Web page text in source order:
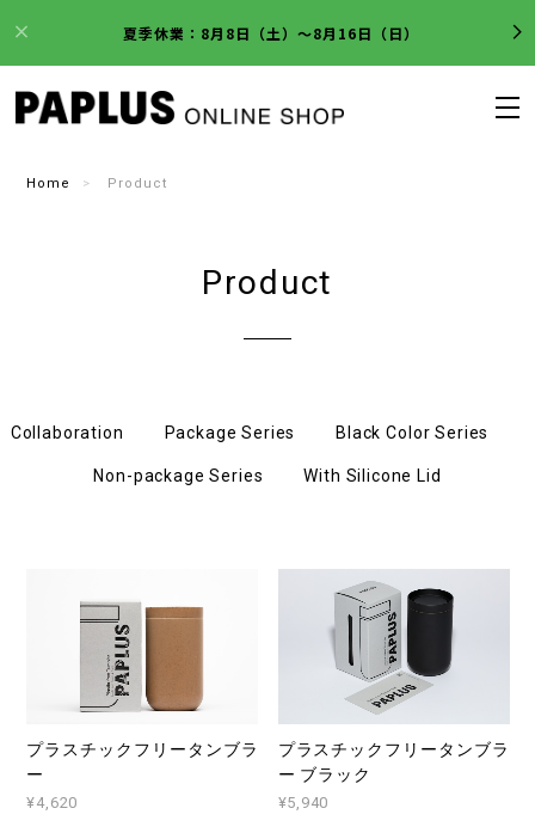
夏季休業：8月8日（土）～8月16日（日）
Home Product
Product
Collaboration Package Series Black Color Series
Non-package Series With Silicone Lid
プラスチックフリータンブラ
ー
¥4,620
プラスチックフリータンブラ
ー ブラック
¥5,940